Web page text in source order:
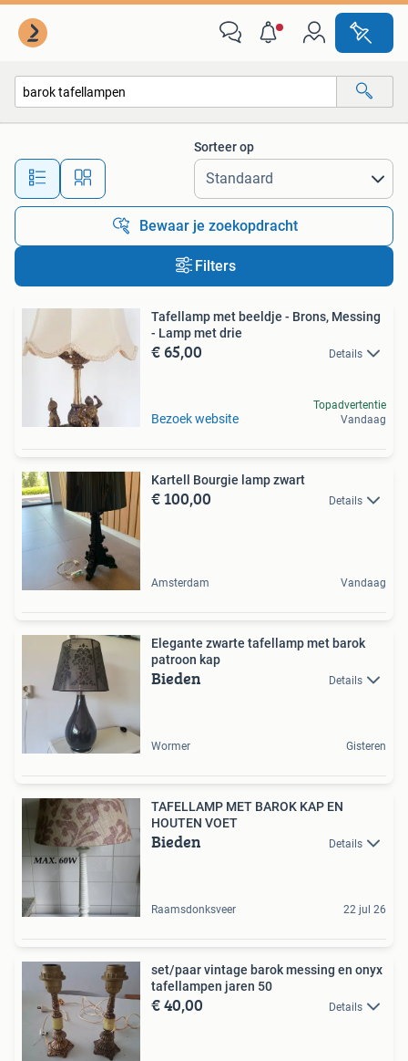
Alle afstanden…
Sorteer op
Bewaar je zoekopdracht
Filters
Tafellamp met beeldje - Brons, Messing
- Lamp met drie
€ 65,00 Details
Bezoek website
Topadvertentie
Vandaag
Kartell Bourgie lamp zwart
€ 100,00 Details
Amsterdam Vandaag
Elegante zwarte tafellamp met barok
patroon kap
Bieden Details
Wormer Gisteren
TAFELLAMP MET BAROK KAP EN
HOUTEN VOET
Bieden Details
Raamsdonksveer 22 jul 26
set/paar vintage barok messing en onyx
tafellampen jaren 50
€ 40,00 Details